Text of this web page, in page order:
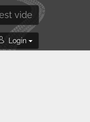
vide
Login